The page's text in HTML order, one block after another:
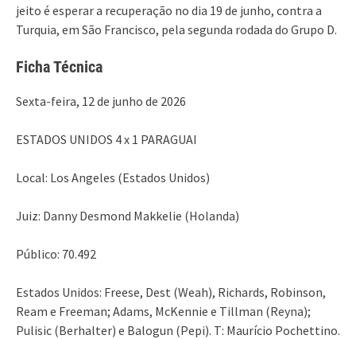
jeito é esperar a recuperação no dia 19 de junho, contra a
Turquia, em São Francisco, pela segunda rodada do Grupo D.
Ficha Técnica
Sexta-feira, 12 de junho de 2026
ESTADOS UNIDOS 4 x 1 PARAGUAI
Local: Los Angeles (Estados Unidos)
Juiz: Danny Desmond Makkelie (Holanda)
Público: 70.492
Estados Unidos: Freese, Dest (Weah), Richards, Robinson,
Ream e Freeman; Adams, McKennie e Tillman (Reyna);
Pulisic (Berhalter) e Balogun (Pepi). T: Maurício Pochettino.